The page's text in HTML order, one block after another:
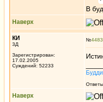
В
Наверх
КИ
3Д
Зарегистрирован:
17.02.2005
Суждений: 52233
№
Наверх